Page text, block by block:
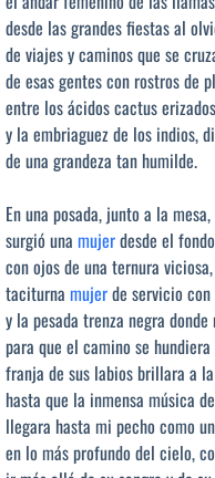
desde las grandes fiestas al
de viajes y caminos que se
de esas gentes con rostros de
entre los ácidos cactus
y la embriaguez de los indios,
de una grandeza tan humilde.
En una posada, junto a la
surgió una mujerdesde el
con ojos de una ternura viciosa,
taciturna mujerde servicio
y la pesada trenza negra
para que el camino se
franja de sus labios brillara a
hasta que la inmensa música
llegara hasta mi pecho como
en lo más profundo del cielo,